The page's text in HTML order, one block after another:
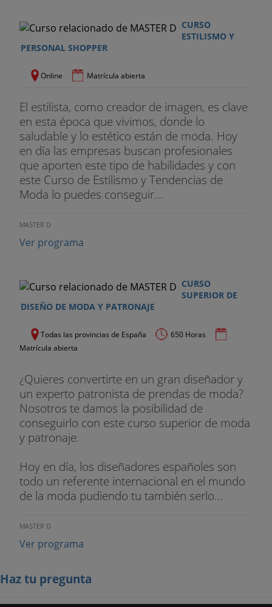
CURSO
ESTILISMO Y
PERSONAL SHOPPER
Online Matrícula abierta
El estilista, como creador de imagen, es clave
en esta época que vivimos, donde lo
saludable y lo estético están de moda. Hoy
en día las empresas buscan profesionales
que aporten este tipo de habilidades y con
este Curso de Estilismo y Tendencias de
Moda lo puedes conseguir...
MASTER D
Ver programa
CURSO
SUPERIOR DE
DISEÑO DE MODA Y PATRONAJE
Todas las provincias de España
650 Horas
Matrícula abierta
¿Quieres convertirte en un gran diseñador y
un experto patronista de prendas de moda?
Nosotros te damos la posibilidad de
conseguirlo con este curso superior de moda
y patronaje.
Hoy en día, los diseñadores españoles son
todo un referente internacional en el mundo
de la moda pudiendo tu también serlo...
MASTER D
Ver programa
Haz tu pregunta